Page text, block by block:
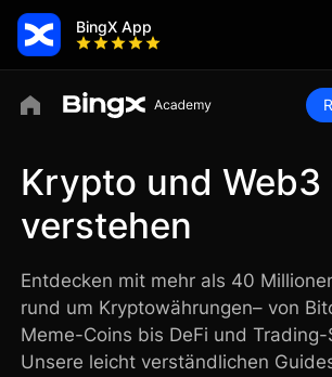
BingX App
Krypto und Web3
verstehen
Entdecken mit mehr als 40
rund um Kryptowährungen– von
Meme-Coins bis DeFi und
Unsere leicht verständlichen